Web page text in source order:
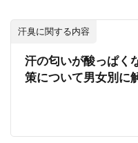
汗臭に関する内容
汗の匂いが酸っぱく
策について男女別に